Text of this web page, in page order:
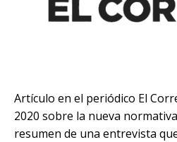
Artículo en el periódico El
2020 sobre la nueva
resumen de una entrevista